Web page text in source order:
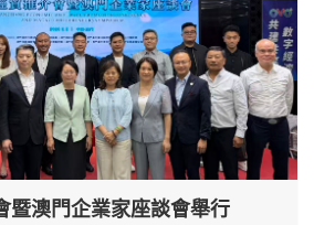
暨澳門企業家座談會舉行